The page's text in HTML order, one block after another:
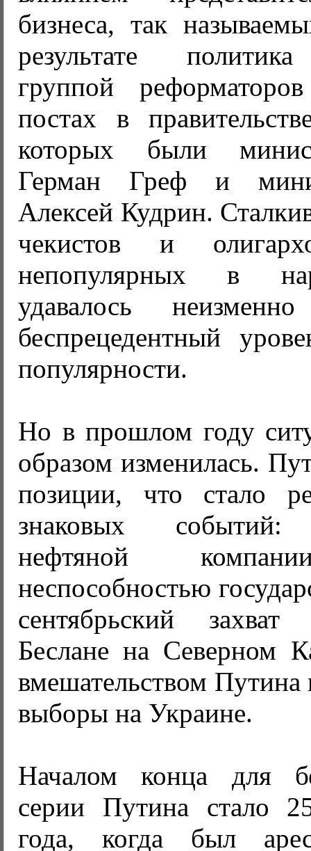
бизнеса, так
результате
группой
постах в
которых были
Герман Греф и
Алексей Кудрин.
чекистов и
непопулярных в
удавалось
беспрецедентный
популярности.
Но в прошлом году
образом изменилась.
позиции, что стало
знаковых событий:
нефтяной
неспособностью
сентябрьский
Беслане на Северном
вмешательством Путина
выборы на Украине.
Началом конца для
серии Путина стало
года, когда был